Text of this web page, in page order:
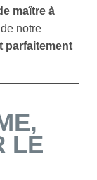
maître à
notre
parfaitement
LE